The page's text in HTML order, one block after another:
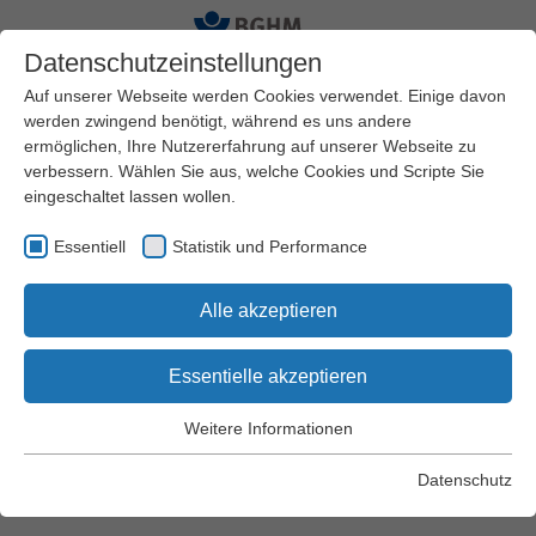
Startseite
Arbeitssicherheit und Gesundheitsschutz
Themen
Schweißen und verwandte Verfahren
Handgeführtes Laserschweißen
Handgeführtes
Laserschweißen
Forschungsprojekt zu
Schutzhandschuhen gestartet!
Datenschutzeinstellungen
Auf unserer Webseite werden Cookies verwendet. Einige davon
werden zwingend benötigt, während es uns andere
ermöglichen, Ihre Nutzererfahrung auf unserer Webseite zu
verbessern. Wählen Sie aus, welche Cookies und Scripte Sie
eingeschaltet lassen wollen.
Essentiell Statistik und Performance
Alle akzeptieren
Essentielle akzeptieren
Essentielle Cookies werden für grundlegende Funktionen der
Webseite einwandfrei funktioniert.
Weitere Informationen
Datenschutz